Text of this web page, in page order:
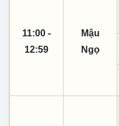
11:00 -
12:59
Mậu
Ngọ